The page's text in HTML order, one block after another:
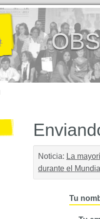
Noticia: La
durante el
Tu